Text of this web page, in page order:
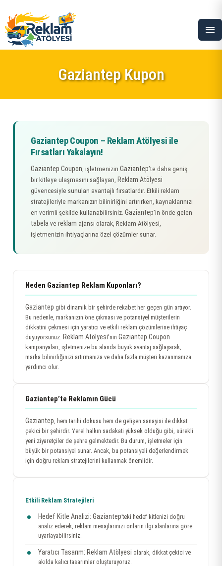
menu
Gaziantep Kupon
Gaziantep Coupon – Reklam Atölyesi ile
Fırsatları Yakalayın!
Gaziantep Coupon, işletmenizin Gaziantep’te daha geniş
bir kitleye ulaşmasını sağlayan, Reklam Atölyesi
güvencesiyle sunulan avantajlı fırsatlardır. Etkili reklam
stratejileriyle markanızın bilinirliğini artırırken, kaynaklarınızı
en verimli şekilde kullanabilirsiniz. Gaziantep’in önde gelen
tabela ve reklam ajansı olarak, Reklam Atölyesi,
işletmenizin ihtiyaçlarına özel çözümler sunar.
Neden Gaziantep Reklam Kuponları?
Gaziantep gibi dinamik bir şehirde rekabet her geçen gün artıyor.
Bu nedenle, markanızın öne çıkması ve potansiyel müşterilerin
dikkatini çekmesi için yaratıcı ve etkili reklam çözümlerine ihtiyaç
duyuyorsunuz. Reklam Atölyesi'nin Gaziantep Coupon
kampanyaları, işletmenize bu alanda büyük avantaj sağlayarak,
marka bilinirliğinizi artırmanıza ve daha fazla müşteri kazanmanıza
yardımcı olur.
Gaziantep’te Reklamın Gücü
Gaziantep, hem tarihi dokusu hem de gelişen sanayisi ile dikkat
çekici bir şehirdir. Yerel halkın sadakati yüksek olduğu gibi, sürekli
yeni ziyaretçiler de şehre gelmektedir. Bu durum, işletmeler için
büyük bir potansiyel sunar. Ancak, bu potansiyeli değerlendirmek
için doğru reklam stratejilerini kullanmak önemlidir.
Etkili Reklam Stratejileri
Hedef Kitle Analizi: Gaziantep’teki hedef kitlenizi doğru
analiz ederek, reklam mesajlarınızı onların ilgi alanlarına göre
uyarlayabilirsiniz.
Yaratıcı Tasarım: Reklam Atölyesi olarak, dikkat çekici ve
akılda kalıcı tasarımlar oluşturuyoruz.